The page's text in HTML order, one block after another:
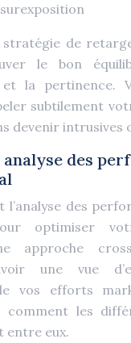
stratégie de
le bon
et la pertinence.
subtilement
devenir intrusives
des
l’analyse des
optimiser
approche
une vue
vos efforts
comment les
entre eux.